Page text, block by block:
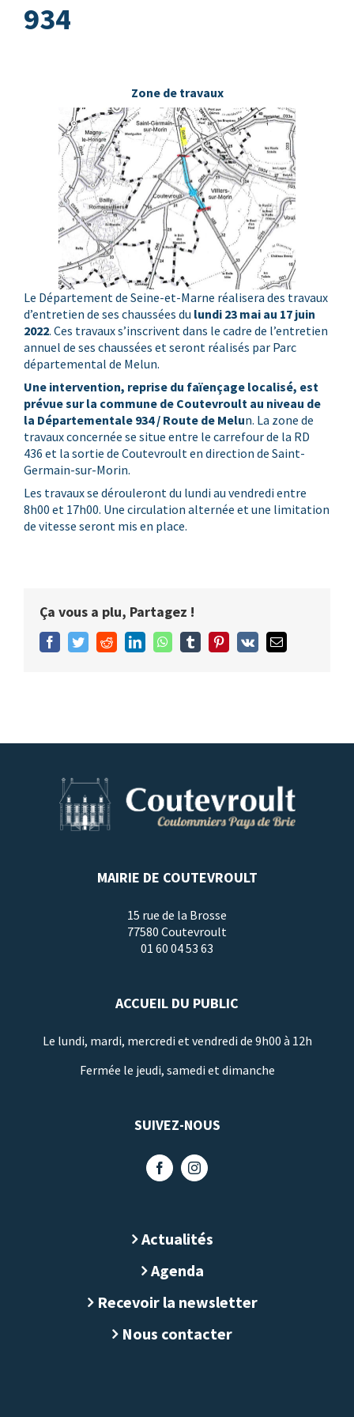
934
Zone de travaux
Le Département de Seine-et-Marne réalisera des travaux
d’entretien de ses chaussées du lundi 23 mai au 17 juin
2022. Ces travaux s’inscrivent dans le cadre de l’entretien
annuel de ses chaussées et seront réalisés par Parc
départemental de Melun.
Une intervention, reprise du faïençage localisé, est
prévue sur la commune de Coutevroult au niveau de
la Départementale 934 / Route de Melun. La zone de
travaux concernée se situe entre le carrefour de la RD
436 et la sortie de Coutevroult en direction de Saint-
Germain-sur-Morin.
Les travaux se dérouleront du lundi au vendredi entre
8h00 et 17h00. Une circulation alternée et une limitation
de vitesse seront mis en place.
Ça vous a plu, Partagez !
Facebook
TwitterRedditLinkedInWhatsApp
Tumblr Pinterest
Vk Email
MAIRIE DE COUTEVROULT
15 rue de la Brosse
77580 Coutevroult
01 60 04 53 63
ACCUEIL DU PUBLIC
Le lundi, mardi, mercredi et vendredi de 9h00 à 12h
Fermée le jeudi, samedi et dimanche
SUIVEZ-NOUS
Actualités
Agenda
Recevoir la newsletter
Nous contacter